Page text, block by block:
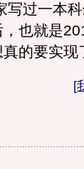
写过一本
也就是
的要实现
[